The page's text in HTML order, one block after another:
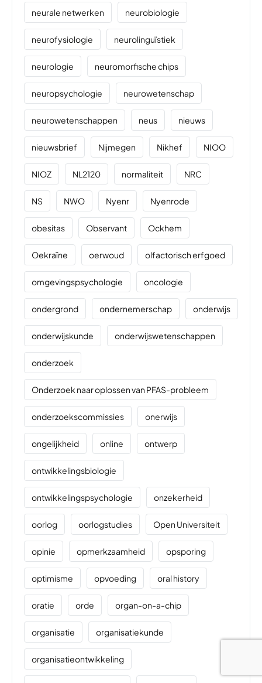
neurale netwerken neurobiologie
neurofysiologie neurolinguïstiek
neurologie neuromorfische chips
neuropsychologie neurowetenschap
neurowetenschappen neus nieuws
nieuwsbrief Nijmegen Nikhef NIOO
NIOZ NL2120 normaliteit NRC
NS NWO Nyenr Nyenrode
obesitas Observant Ockhem
Oekraïne oerwoud olfactorisch erfgoed
omgevingspsychologie oncologie
ondergrond ondernemerschap onderwijs
onderwijskunde onderwijswetenschappen
onderzoek
Onderzoek naar oplossen van PFAS-probleem
onderzoekscommissies onerwijs
ongelijkheid online ontwerp
ontwikkelingsbiologie
ontwikkelingspsychologie onzekerheid
oorlog oorlogstudies Open Universiteit
opinie opmerkzaamheid opsporing
optimisme opvoeding oral history
oratie orde organ-on-a-chip
organisatie organisatiekunde
organisatieontwikkeling